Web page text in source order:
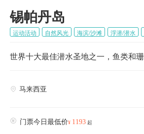
锡帕丹岛
运动活动 自然风光 海滨/沙滩 浮潜/潜水
世界十大最佳潜水圣地之一，鱼类和
 马来西亚
 门票今日最低价¥ 1193 起